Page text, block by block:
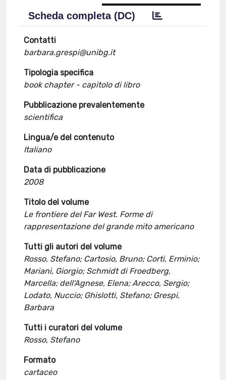
Scheda completa (DC)
Contatti
barbara.grespi@unibg.it
Tipologia specifica
book chapter - capitolo di libro
Pubblicazione prevalentemente
scientifica
Lingua/e del contenuto
Italiano
Data di pubblicazione
2008
Titolo del volume
Le frontiere del Far West. Forme di
rappresentazione del grande mito americano
Tutti gli autori del volume
Rosso, Stefano; Cartosio, Bruno; Corti, Erminio;
Mariani, Giorgio; Schmidt di Froedberg,
Marcella; dell'Agnese, Elena; Arecco, Sergio;
Lodato, Nuccio; Ghislotti, Stefano; Grespi,
Barbara
Tutti i curatori del volume
Rosso, Stefano
Formato
cartaceo